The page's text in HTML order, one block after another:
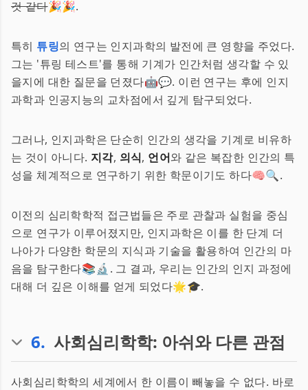
것 같다🎉🎉.
특히 튜링의 연구는 인지과학의 발전에 큰 영향을 주었다.
그는 '튜링 테스트'를 통해 기계가 인간처럼 생각할 수 있
을지에 대한 질문을 던졌다🤖💬. 이런 연구는 후에 인지
과학과 인공지능의 교차점에서 깊게 탐구되었다.
그러나, 인지과학은 단순히 인간의 생각을 기계로 비유하
는 것이 아니다. 지각, 의식, 언어와 같은 복잡한 인간의 특
성을 체계적으로 연구하기 위한 학문이기도 하다🧠🔍.
이전의 심리학학적 접근법들은 주로 관찰과 실험을 중심
으로 연구가 이루어졌지만, 인지과학은 이를 한 단계 더
나아가 다양한 학문의 지식과 기술을 활용하여 인간의 마
음을 탐구한다📚🔬. 그 결과, 우리는 인간의 인지 과정에
대해 더 깊은 이해를 얻게 되었다🌟🎓.
6. 사회심리학학: 아쉬와 다른 관점
사회심리학학의 세계에서 한 이름이 빼놓을 수 없다. 바로